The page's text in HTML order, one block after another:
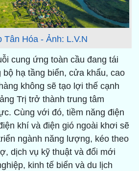
Tân Hóa - Ảnh: L.V.N
cung ứng toàn cầu đang tái
bộ hạ tầng biển, cửa khẩu, cao
không sẽ tạo lợi thế cạnh
Trị trở thành trung tâm
Cùng với đó, tiềm năng điện
khí và điện gió ngoài khơi sẽ
ngành năng lượng, kéo theo
dịch vụ kỹ thuật và đổi mới
kinh tế biển và du lịch